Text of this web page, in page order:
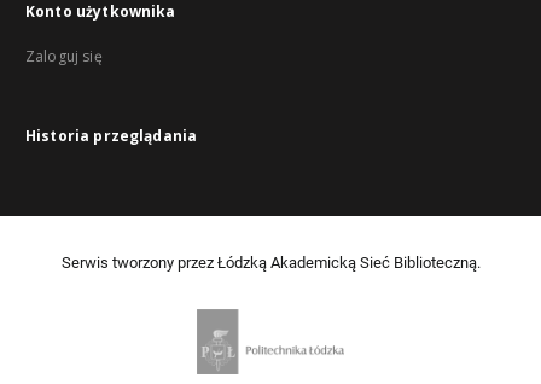
Konto użytkownika
Zaloguj się
Historia przeglądania
Serwis tworzony przez Łódzką Akademicką Sieć Biblioteczną.